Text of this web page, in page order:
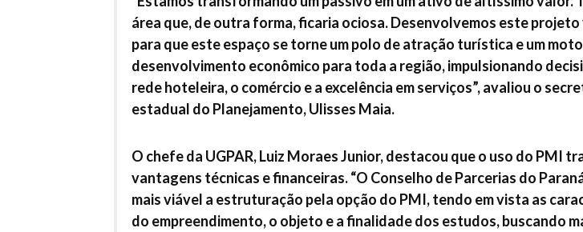
área que, de outra forma, ficaria ociosa. Desenvolvemos este
para que este espaço se torne um polo de atração turística e um
desenvolvimento econômico para toda a região, impulsionando
rede hoteleira, o comércio e a excelência em serviços”, avaliou o
estadual do Planejamento, Ulisses Maia.
O chefe da UGPAR, Luiz Moraes Junior, destacou que o uso do PMI
vantagens técnicas e financeiras. “O Conselho de Parcerias do
mais viável a estruturação pela opção do PMI, tendo em vista as
do empreendimento, o objeto e a finalidade dos estudos, buscando